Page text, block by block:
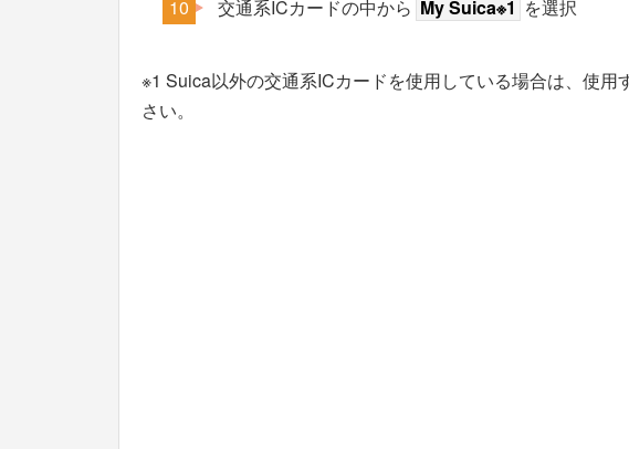
交通系ICカードの中から My Suica※1 を選択
※1 Suica以外の交通系ICカードを使用している場合は、使用
さい。